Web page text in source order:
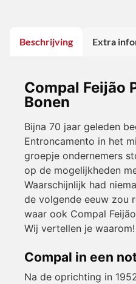
Beschrijving Extra
Compal Feijão
Bonen
Bijna 70 jaar geleden
Entroncamento in het
groepje ondernemers
op de mogelijkheden
Waarschijnlijk had
de volgende eeuw zou
waar ook Compal
Wij vertellen je waarom!
Compal in een
Na de oprichting in